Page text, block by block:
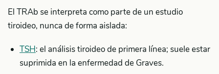
El TRAb se interpreta como parte de un estudio
tiroideo, nunca de forma aislada:
TSH: el análisis tiroideo de primera línea; suele estar
suprimida en la enfermedad de Graves.